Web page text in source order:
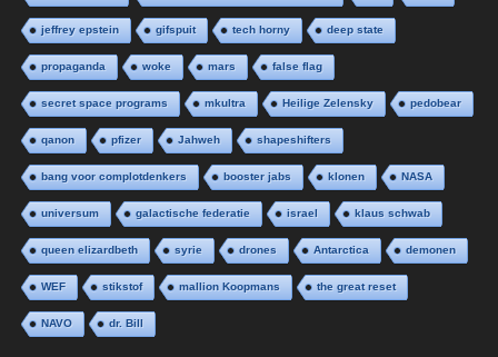
jeffrey epstein gifspuit tech horny deep state
propaganda woke mars false flag
secret space programs mkultra Heilige Zelensky pedobear
qanon pfizer Jahweh shapeshifters
bang voor complotdenkers booster jabs klonen NASA
universum galactische federatie israel klaus schwab
queen elizardbeth syrie drones Antarctica demonen
WEF stikstof mallion Koopmans the great reset
NAVO dr. Bill